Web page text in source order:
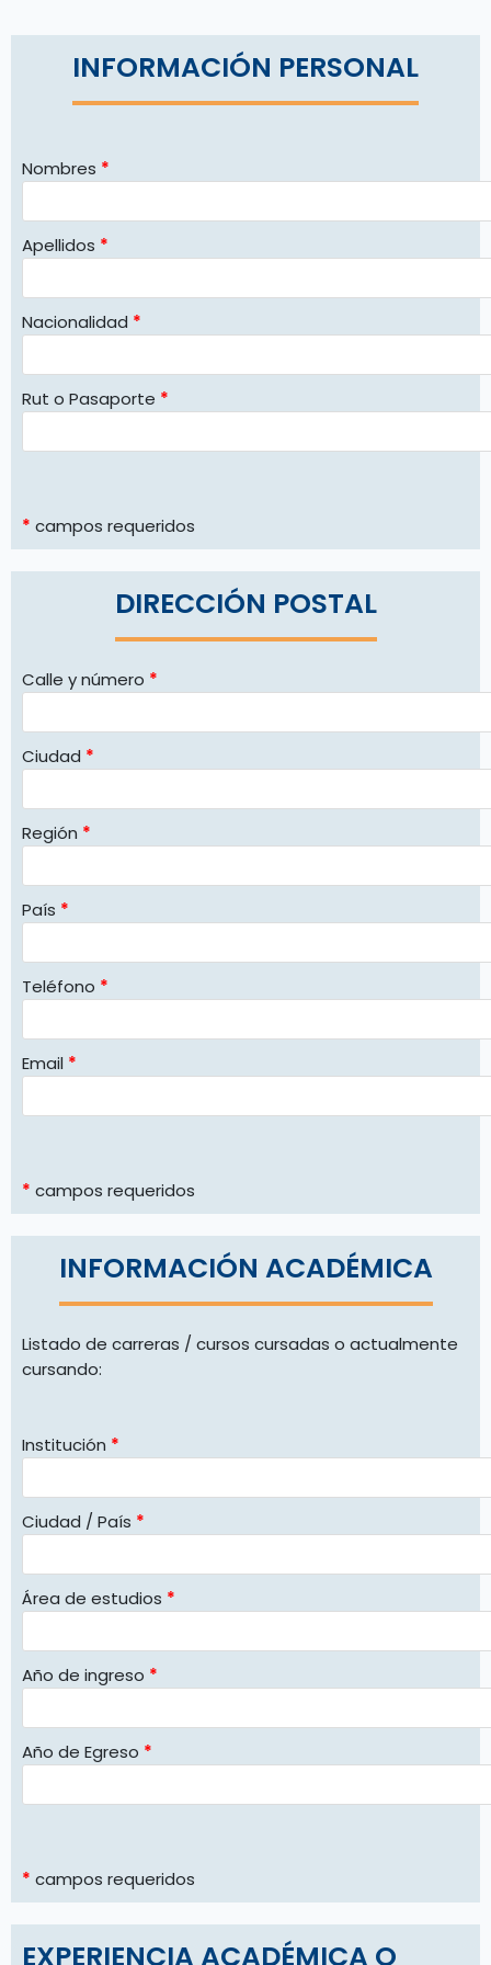
INFORMACIÓN PERSONAL
Nombres *
Apellidos *
Nacionalidad *
Rut o Pasaporte *
* campos requeridos
DIRECCIÓN POSTAL
Calle y número *
Ciudad *
Región *
País *
Teléfono *
Email *
* campos requeridos
INFORMACIÓN ACADÉMICA
Listado de carreras / cursos cursadas o actualmente
cursando:
Institución *
Ciudad / País *
Área de estudios *
Año de ingreso *
Año de Egreso *
* campos requeridos
EXPERIENCIA ACADÉMICA O